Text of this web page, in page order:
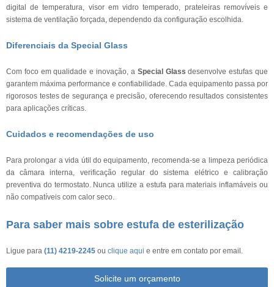
digital de temperatura, visor em vidro temperado, prateleiras removíveis e
sistema de ventilação forçada, dependendo da configuração escolhida.
Diferenciais da Special Glass
Com foco em qualidade e inovação, a Special Glass desenvolve estufas que
garantem máxima performance e confiabilidade. Cada equipamento passa por
rigorosos testes de segurança e precisão, oferecendo resultados consistentes
para aplicações críticas.
Cuidados e recomendações de uso
Para prolongar a vida útil do equipamento, recomenda-se a limpeza periódica
da câmara interna, verificação regular do sistema elétrico e calibração
preventiva do termostato. Nunca utilize a estufa para materiais inflamáveis ou
não compatíveis com calor seco.
Para saber mais sobre estufa de esterilização
Ligue para (11) 4219-2245 ou clique aqui e entre em contato por email.
Solicite um orçamento